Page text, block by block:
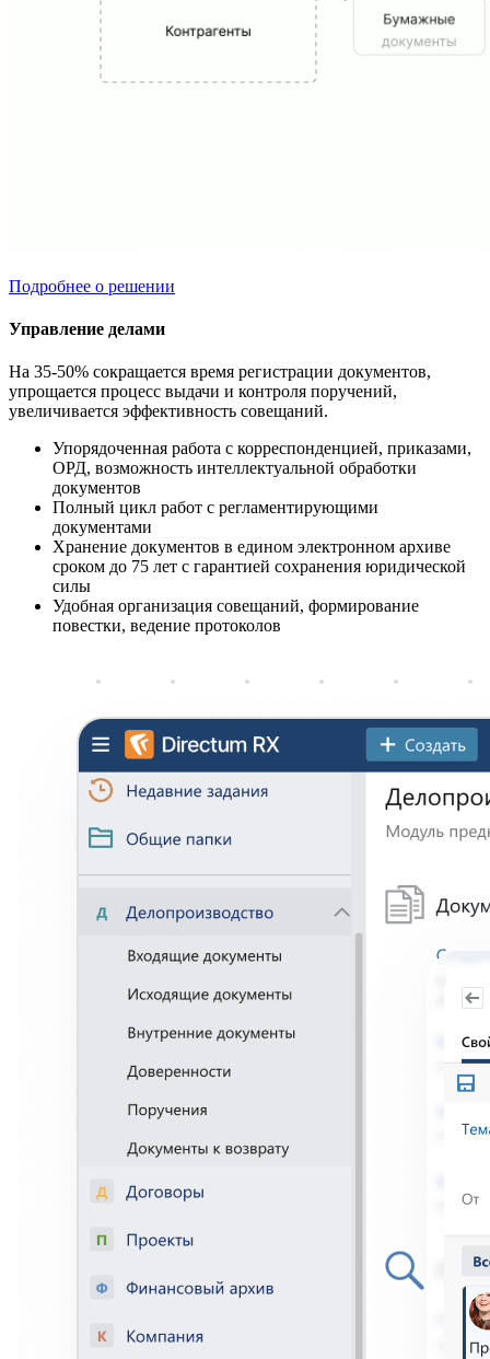
Подробнее о решении
Управление делами
На 35-50% сокращается время регистрации документов,
упрощается процесс выдачи и контроля поручений,
увеличивается эффективность совещаний.
Упорядоченная работа с корреспонденцией, приказами,
ОРД, возможность интеллектуальной обработки
документов
Полный цикл работ с регламентирующими
документами
Хранение документов в едином электронном архиве
сроком до 75 лет с гарантией сохранения юридической
силы
Удобная организация совещаний, формирование
повестки, ведение протоколов